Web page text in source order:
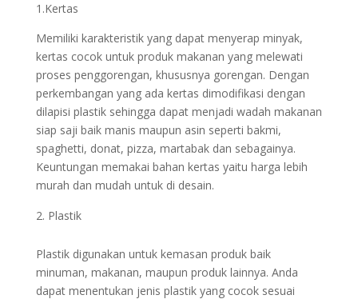
1.Kertas
Memiliki karakteristik yang dapat menyerap minyak,
kertas cocok untuk produk makanan yang melewati
proses penggorengan, khususnya gorengan. Dengan
perkembangan yang ada kertas dimodifikasi dengan
dilapisi plastik sehingga dapat menjadi wadah makanan
siap saji baik manis maupun asin seperti bakmi,
spaghetti, donat, pizza, martabak dan sebagainya.
Keuntungan memakai bahan kertas yaitu harga lebih
murah dan mudah untuk di desain.
Plastik
Plastik digunakan untuk kemasan produk baik
minuman, makanan, maupun produk lainnya. Anda
dapat menentukan jenis plastik yang cocok sesuai